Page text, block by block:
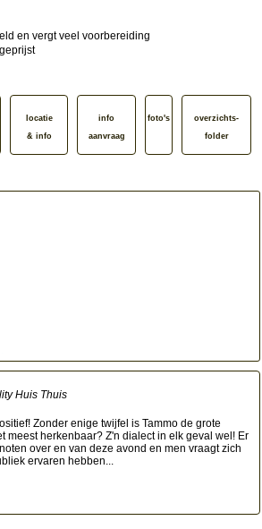
en vergt veel voorbereiding
locatie
& info
info
aanvraag
foto's
overzichts­
folder
Huis Thuis
Zonder enige twijfel is Tammo de grote
meest herkenbaar? Z'n dialect in elk geval wel! Er
over en van deze avond en men vraagt zich
ervaren hebben...